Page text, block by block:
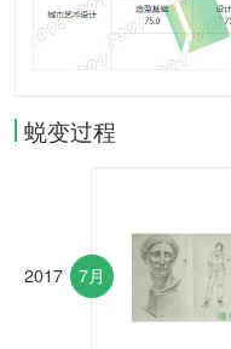
蜕变过程
2017 7月